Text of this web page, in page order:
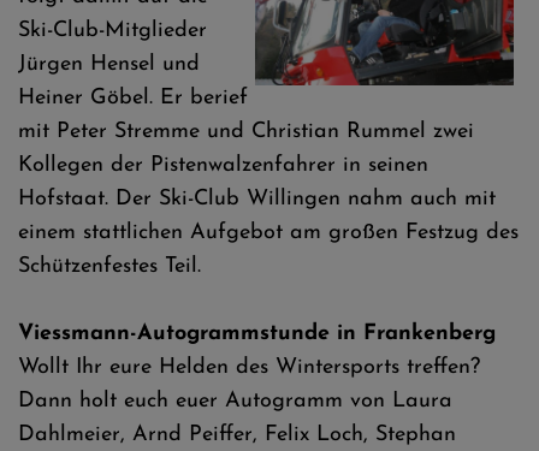
Ski-Club-Mitglieder
Jürgen Hensel und
Heiner Göbel. Er berief
mit Peter Stremme und Christian Rummel zwei
Kollegen der Pistenwalzenfahrer in seinen
Hofstaat. Der Ski-Club Willingen nahm auch mit
einem stattlichen Aufgebot am großen Festzug des
Schützenfestes Teil.
Viessmann-Autogrammstunde in Frankenberg
Wollt Ihr eure Helden des Wintersports treffen?
Dann holt euch euer Autogramm von Laura
Dahlmeier, Arnd Peiffer, Felix Loch, Stephan